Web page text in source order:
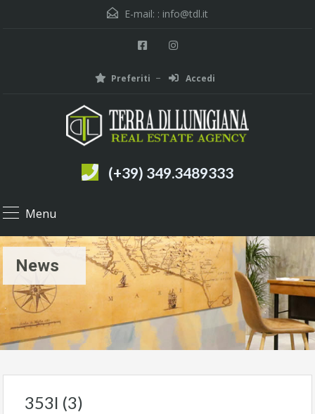
E-mail: : info@tdl.it
Preferiti Accedi
(+39) 349.3489333
Menu
News
353l (3)